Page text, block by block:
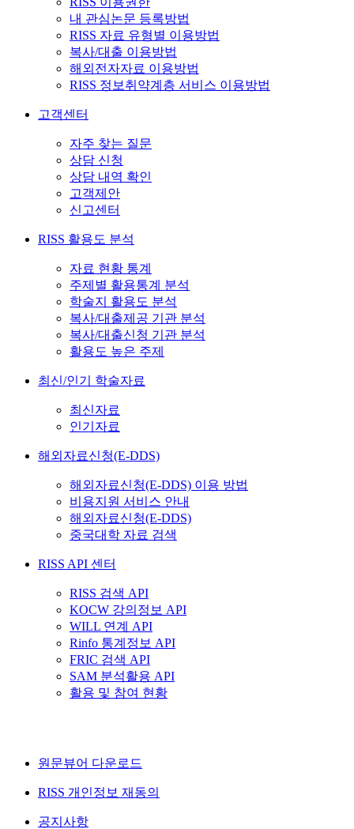
내 관심논문 등록방법
RISS 자료 유형별 이용방법
복사/대출 이용방법
해외전자자료 이용방법
RISS 정보취약계층 서비스 이용방법
고객센터
자주 찾는 질문
상담 신청
상담 내역 확인
고객제안
신고센터
RISS 활용도 분석
자료 현황 통계
주제별 활용통계 분석
학술지 활용도 분석
복사/대출제공 기관 분석
복사/대출신청 기관 분석
활용도 높은 주제
최신/인기 학술자료
최신자료
인기자료
해외자료신청(E-DDS)
해외자료신청(E-DDS) 이용 방법
비용지원 서비스 안내
해외자료신청(E-DDS)
중국대학 자료 검색
RISS API 센터
RISS 검색 API
KOCW 강의정보 API
WILL 연계 API
Rinfo 통계정보 API
FRIC 검색 API
SAM 분석활용 API
활용 및 참여 현황
원문뷰어 다운로드
RISS 개인정보 재동의
공지사항